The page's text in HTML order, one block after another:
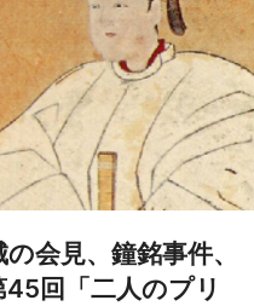
会見、鐘銘事件、
回「二人のプリ